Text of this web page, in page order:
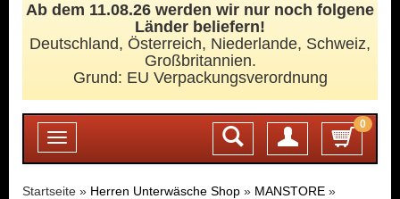
Ab dem 11.08.26 werden wir nur noch folgene
Länder beliefern!
Deutschland, Österreich, Niederlande, Schweiz,
Großbritannien.
Grund: EU Verpackungsverordnung
Toggle
navigation
0
Login
Startseite » Herren Unterwäsche Shop » MANSTORE »